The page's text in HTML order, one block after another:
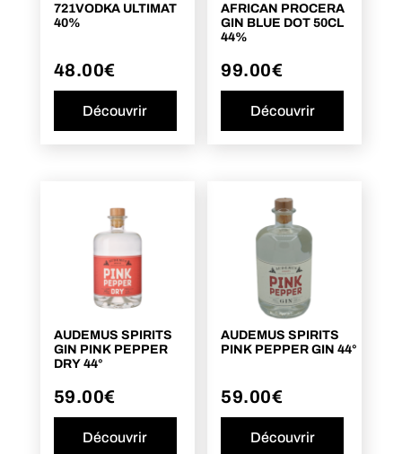
721VODKA ULTIMAT
40%
48.00€
Découvrir
AFRICAN PROCERA
GIN BLUE DOT 50CL
44%
99.00€
Découvrir
AUDEMUS SPIRITS
GIN PINK PEPPER
DRY 44°
59.00€
Découvrir
AUDEMUS SPIRITS
PINK PEPPER GIN 44°
59.00€
Découvrir